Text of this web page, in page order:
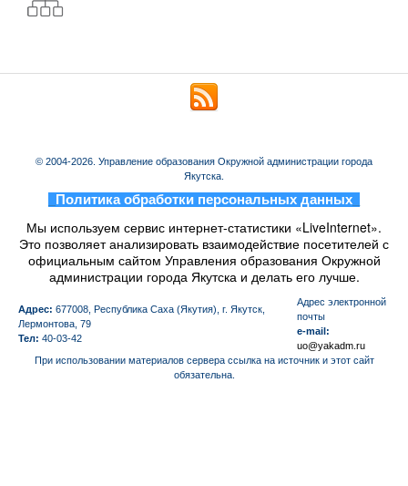
© 2004-2026. Управление образования Окружной администрации города
Якутска.
Политика обработки персональных данных
Мы используем сервис интернет-статистики «LiveInternet».
Это позволяет анализировать взаимодействие посетителей с
официальным сайтом Управления образования Окружной
администрации города Якутска и делать его лучше.
Адрес: 677008, Республика Саха (Якутия), г. Якутск,
Лермонтова, 79
Тел: 40-03-42
Aдрес электронной
почты
e-mail:
uo@yakadm.ru
При использовании материалов сервера ссылка на источник и этот сайт
обязательна.